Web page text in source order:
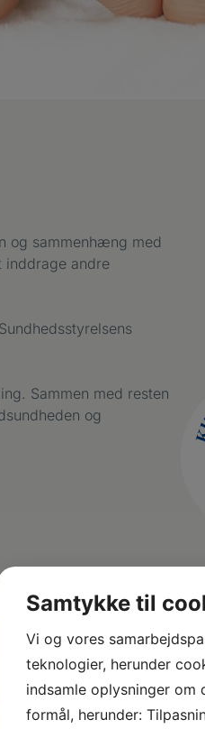
og sammenhæng med
inddrage andre
Sammen med resten
og
et gavekort til en
fodsundhed og
Samtykke til
Vi og vores
teknologier, herunder
indsamle oplysninger
formål, herunder: